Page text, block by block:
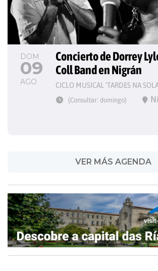
DOM
09
AGO
Concierto de Dorrey
Coll Band en Nigrán
CICLO MUSICAL ‘TARDES NA
(Consultar: domingo)
VER MÁS AGENDA